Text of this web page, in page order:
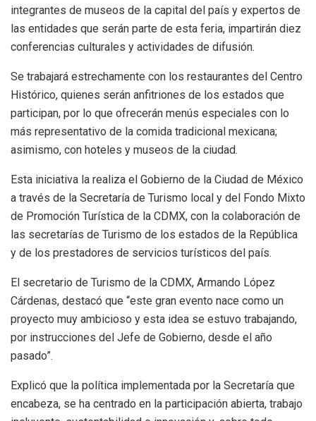
integrantes de museos de la capital del país y expertos de
las entidades que serán parte de esta feria, impartirán diez
conferencias culturales y actividades de difusión.
Se trabajará estrechamente con los restaurantes del Centro
Histórico, quienes serán anfitriones de los estados que
participan, por lo que ofrecerán menús especiales con lo
más representativo de la comida tradicional mexicana;
asimismo, con hoteles y museos de la ciudad.
Esta iniciativa la realiza el Gobierno de la Ciudad de México
a través de la Secretaría de Turismo local y del Fondo Mixto
de Promoción Turística de la CDMX, con la colaboración de
las secretarías de Turismo de los estados de la República
y de los prestadores de servicios turísticos del país.
El secretario de Turismo de la CDMX, Armando López
Cárdenas, destacó que “este gran evento nace como un
proyecto muy ambicioso y esta idea se estuvo trabajando,
por instrucciones del Jefe de Gobierno, desde el año
pasado”.
Explicó que la política implementada por la Secretaría que
encabeza, se ha centrado en la participación abierta, trabajo